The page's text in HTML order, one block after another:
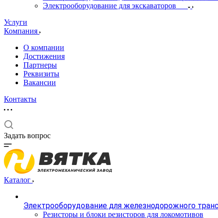
Электрооборудование для экскаваторов
Услуги
Компания
О компании
Достижения
Партнеры
Реквизиты
Вакансии
Контакты
Задать вопрос
Каталог
Электрооборудование для железнодорожного
Резисторы и блоки резисторов для локомотивов